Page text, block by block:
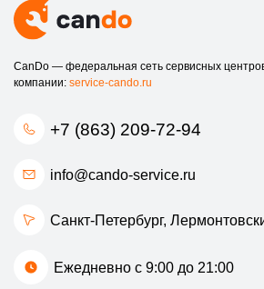
CanDo — федеральная сеть сервисных
компании: service-cando.ru
+7 (863) 209-72-94
info@cando-service.ru
Санкт-Петербург,
Ежедневно с 9:00 до 21:00